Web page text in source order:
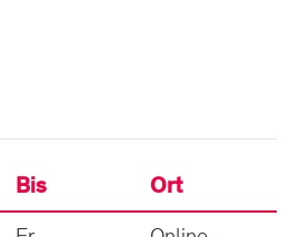
Bis
Ort